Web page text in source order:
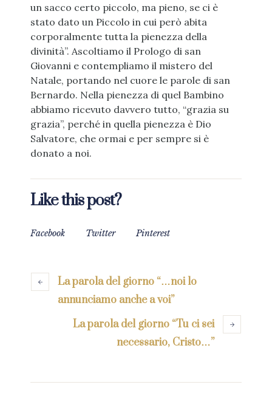
un sacco certo piccolo, ma pieno, se ci è
stato dato un Piccolo in cui però abita
corporalmente tutta la pienezza della
divinità”. Ascoltiamo il Prologo di san
Giovanni e contempliamo il mistero del
Natale, portando nel cuore le parole di san
Bernardo. Nella pienezza di quel Bambino
abbiamo ricevuto davvero tutto, “grazia su
grazia”, perché in quella pienezza è Dio
Salvatore, che ormai e per sempre si è
donato a noi.
Like this post?
Facebook Twitter Pinterest
La parola del giorno “…noi lo
annunciamo anche a voi”
La parola del giorno “Tu ci sei
necessario, Cristo…”